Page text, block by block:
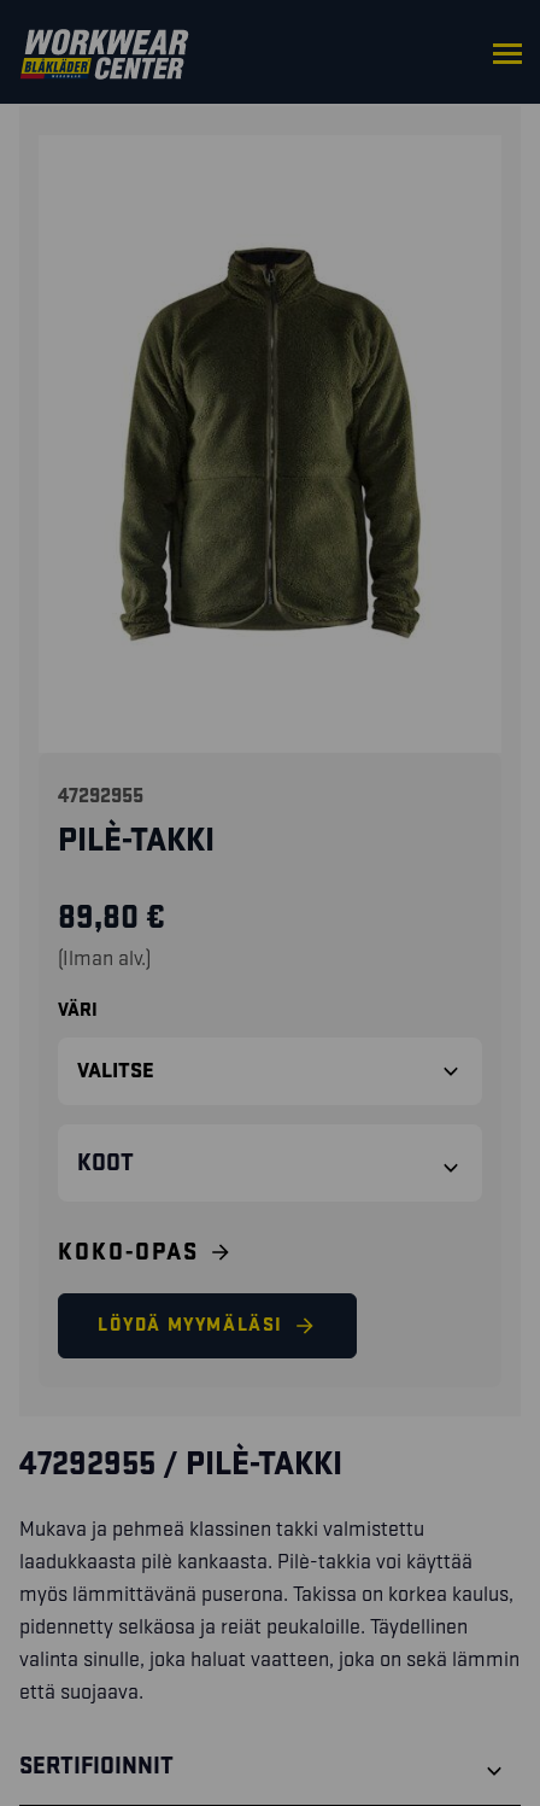
ETUSIVU/YLÄOSAT
47292955
PILÈ-TAKKI
89,80 €
(Ilman alv.)
VÄRI
KOOT
KOKO-OPAS
LÖYDÄ MYYMÄLÄSI
47292955 / PILÈ-TAKKI
Mukava ja pehmeä klassinen takki valmistettu
laadukkaasta pilè kankaasta. Pilè-takkia voi käyttää
myös lämmittävänä puserona. Takissa on korkea kaulus,
pidennetty selkäosa ja reiät peukaloille. Täydellinen
valinta sinulle, joka haluat vaatteen, joka on sekä lämmin
että suojaava.
SERTIFIOINNIT